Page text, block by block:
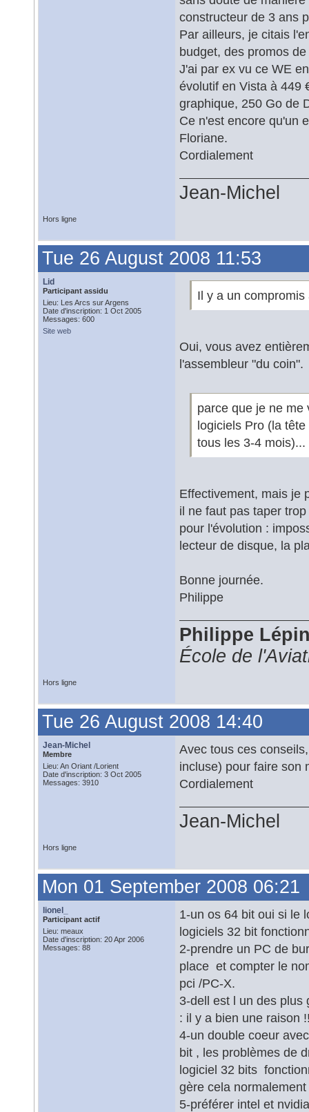
constructeur de 3 ans
Par ailleurs, je citais
budget, des promos
J'ai par ex vu ce WE
évolutif en Vista à 449
graphique, 250 Go de
Ce n'est encore qu'un
Floriane.
Cordialement
Jean-Michel
Hors ligne
Tue 26 August 2008 11:53
Lid
Participant assidu
Lieu: Les Arcs sur Argens
Date d'inscription: 1 Oct 2005
Messages: 600
Site web
Il y a un
Oui, vous avez
l'assembleur "du coin".
parce que je ne me
logiciels Pro (la
tous les 3-4 mois)...
Effectivement, mais je
il ne faut pas taper
pour l'évolution :
lecteur de disque, la
Bonne journée.
Philippe
Philippe
École de
Hors ligne
Tue 26 August 2008 14:40
Jean-Michel
Membre
Lieu: An Oriant /Lorient
Date d'inscription: 3 Oct 2005
Messages: 3910
Avec tous ces
incluse) pour faire son
Cordialement
Jean-Michel
Hors ligne
Mon 01 September 2008 06:21
lionel_
Participant actif
Lieu: meaux
Date d'inscription: 20 Apr 2006
Messages: 88
1-un os 64 bit oui si le
logiciels 32 bit
2-prendre un PC de
place et compter le
pci /PC-X.
3-dell est l un des plus
: il y a bien une raison
4-un double coeur
bit , les problèmes de
logiciel 32 bits
gère cela
5-préférer intel et